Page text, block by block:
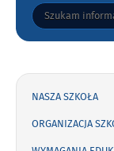
Tutaj
wpisz
NASZA SZKOŁA
ORGANIZACJA